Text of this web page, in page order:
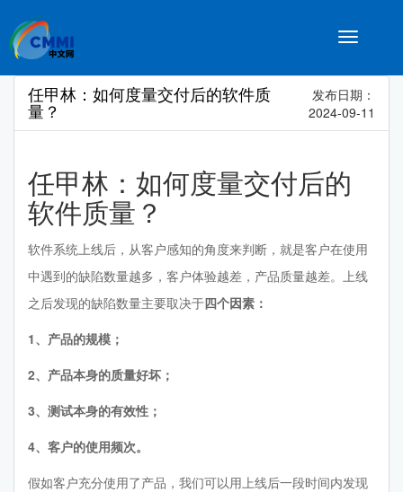
Toggle
任甲林：如何度量交付后的软件质
量？
发布日期：
2024-09-11
任甲林：如何度量交付后的
软件质量？
软件系统上线后，从客户感知的角度来判断，就是客户在使用
中遇到的缺陷数量越多，客户体验越差，产品质量越差。上线
之后发现的缺陷数量主要取决于四个因素：
1、产品的规模；
2、产品本身的质量好坏‍；
3、测试本身的有效性；
4、客户的使用频次‍。
假如客户充分使用了产品，我们可以用上线后一段时间内发现